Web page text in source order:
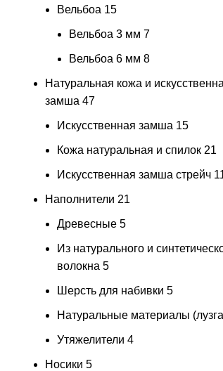
Вельбоа 15
Вельбоа 3 мм 7
Вельбоа 6 мм 8
Натуральная кожа и
замша 47
Искусственная замша 15
Кожа натуральная и спилок 21
Искусственная замша стрейч
Наполнители 21
Древесные 5
Из натурального и
волокна 5
Шерсть для набивки 5
Натуральные материалы
Утяжелители 4
Носики 5